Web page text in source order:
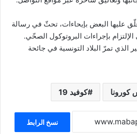
عليها البعض بإيحاءات، تحثّ في رسالة
بإجراءات البروتوكول الصحّي.
تمرّ البلاد التونسية في جائحة
كورونا كوفيد 19
نسخ الرابط